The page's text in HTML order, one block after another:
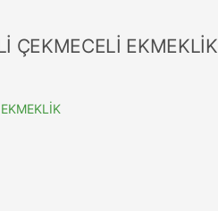
ÇEKMECELİ EKMEKLİK